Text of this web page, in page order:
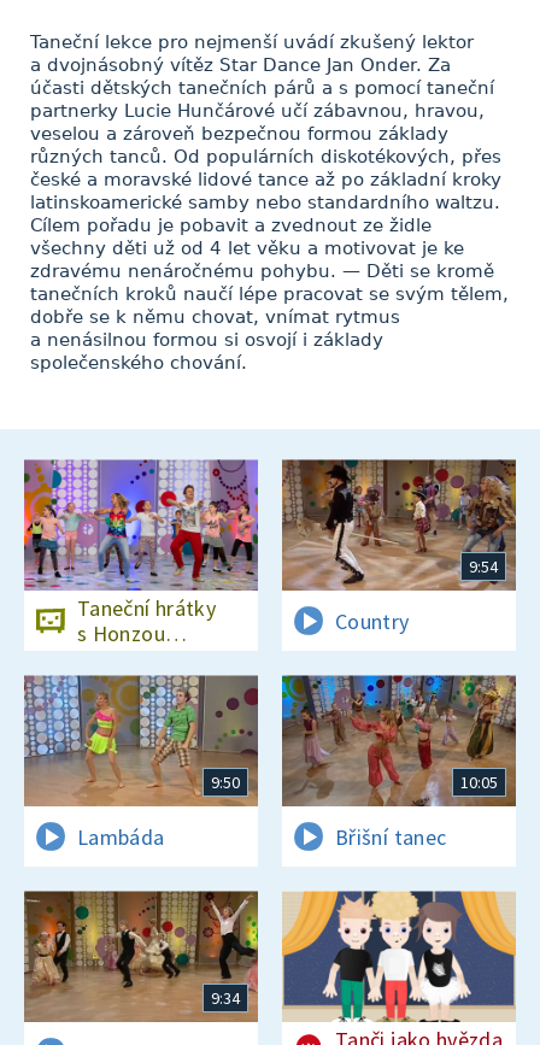
Taneční lekce pro nejmenší uvádí zkušený lektor
a dvojnásobný vítěz Star Dance Jan Onder. Za
účasti dětských tanečních párů a s pomocí taneční
partnerky Lucie Hunčárové učí zábavnou, hravou,
veselou a zároveň bezpečnou formou základy
různých tanců. Od populárních diskotékových, přes
české a moravské lidové tance až po základní kroky
latinskoamerické samby nebo standardního waltzu.
Cílem pořadu je pobavit a zvednout ze židle
všechny děti už od 4 let věku a motivovat je ke
zdravému nenáročnému pohybu. — Děti se kromě
tanečních kroků naučí lépe pracovat se svým tělem,
dobře se k němu chovat, vnímat rytmus
a nenásilnou formou si osvojí i základy
společenského chování.
Taneční hrátky
s Honzou
Onderem
9:54
Country
9:50
Lambáda
10:05
Břišní tanec
9:34